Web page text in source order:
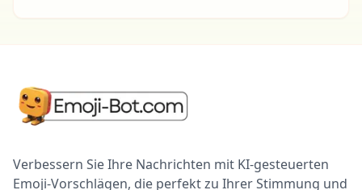
Verbessern Sie Ihre Nachrichten mit KI-gesteuerten
Emoji-Vorschlägen, die perfekt zu Ihrer Stimmung und